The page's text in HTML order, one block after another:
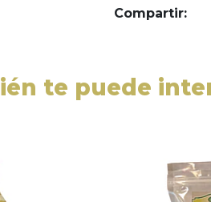
Compartir:
te puede